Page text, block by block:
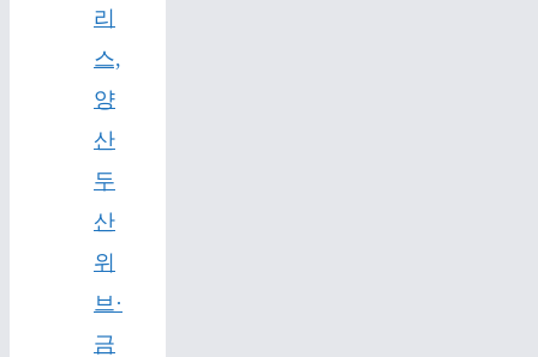
리
스,
양
산
두
산
위
브·
금